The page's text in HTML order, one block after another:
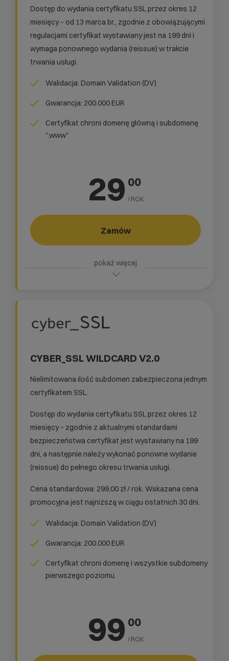
Dostęp do wydania certyfikatu SSL przez okres 12
miesięcy – od 13 marca br., zgodnie z obowiązującymi
regulacjami certyfikat wystawiany jest na 199 dni i
wymaga ponownego wydania (reissue) w trakcie
trwania usługi.
Walidacja: Domain Validation (DV)
Gwarancja: 200.000 EUR
Certyfikat chroni domenę główną i subdomenę
".www"
29 00
/ ROK
Zamów
CYBER_SSL WILDCARD V2.0
Nielimitowana ilość subdomen zabezpieczona jednym
certyfikatem SSL.
Dostęp do wydania certyfikatu SSL przez okres 12
miesięcy – zgodnie z aktualnymi standardami
bezpieczeństwa certyfikat jest wystawiany na 199
dni, a następnie należy wykonać ponowne wydanie
(reissue) do pełnego okresu trwania usługi.
Cena standardowa: 299,00 zł / rok. Wskazana cena
promocyjna jest najniższą w ciągu ostatnich 30 dni.
Walidacja: Domain Validation (DV)
Gwarancja: 200.000 EUR
Certyfikat chroni domenę i wszystkie subdomeny
pierwszego poziomu.
99 00
/ ROK